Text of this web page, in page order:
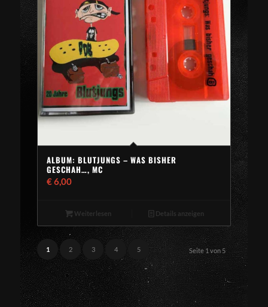
ALBUM: BLUTJUNGS – WAS BISHER
GESCHAH…, MC
€6,00
Weiterlesen Details anzeigen
Seite 1 von 5
1 2 3 4 5